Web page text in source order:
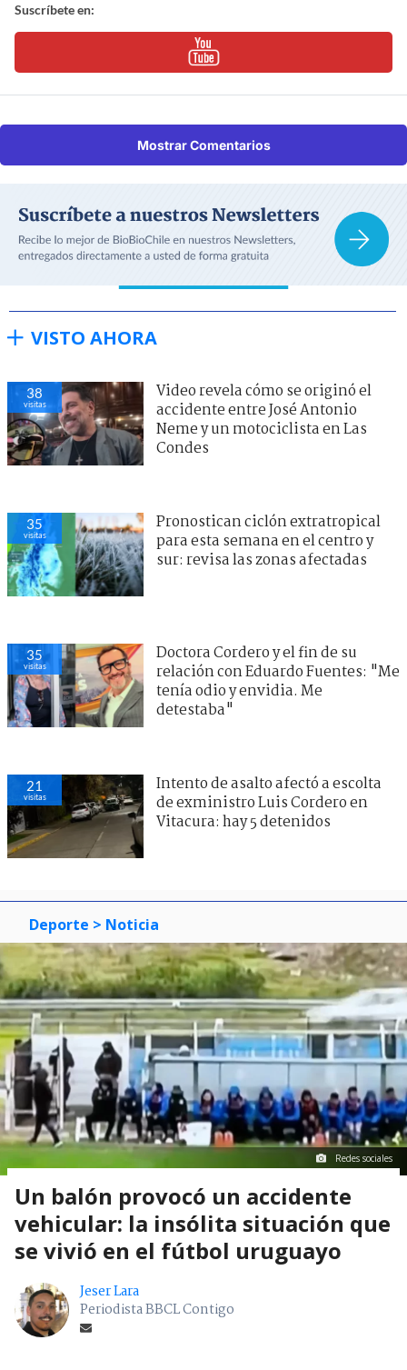
Suscríbete en:
Mostrar Comentarios
VISTO AHORA
38
visitas
Video revela cómo se originó el
accidente entre José Antonio
Neme y un motociclista en Las
Condes
35
visitas
Pronostican ciclón extratropical
para esta semana en el centro y
sur: revisa las zonas afectadas
35
visitas
Doctora Cordero y el fin de su
relación con Eduardo Fuentes: "Me
tenía odio y envidia. Me
detestaba"
21
visitas
Intento de asalto afectó a escolta
de exministro Luis Cordero en
Vitacura: hay 5 detenidos
Deporte > Noticia
Redes sociales
Un balón provocó un accidente
vehicular: la insólita situación que
se vivió en el fútbol uruguayo
Jeser Lara
Periodista BBCL Contigo